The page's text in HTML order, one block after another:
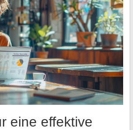
eine effektive